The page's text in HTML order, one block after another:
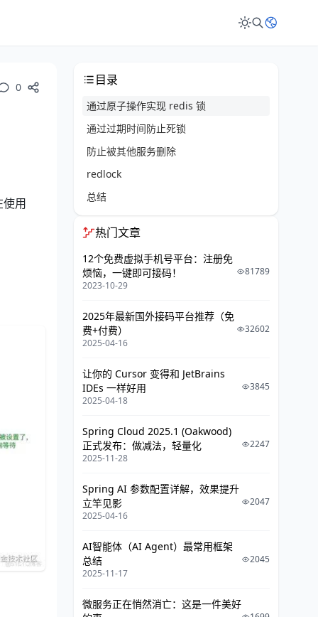
0
用
目录
通过原子操作实现 redis 锁
通过过期时间防止死锁
防止被其他服务删除
redlock
总结
热门文章
12个免费虚拟手机号平台：注册免
烦恼，一键即可接码！
2023-10-29
81789
2025年最新国外接码平台推荐（免
费+付费）
2025-04-16
32602
让你的 Cursor 变得和 JetBrains
IDEs 一样好用
2025-04-18
3845
Spring Cloud 2025.1 (Oakwood)
正式发布：做减法，轻量化
2025-11-28
2247
Spring AI 参数配置详解，效果提升
立竿见影
2025-04-16
2047
AI智能体（AI Agent）最常用框架
总结
2025-11-17
2045
微服务正在悄然消亡：这是一件美好